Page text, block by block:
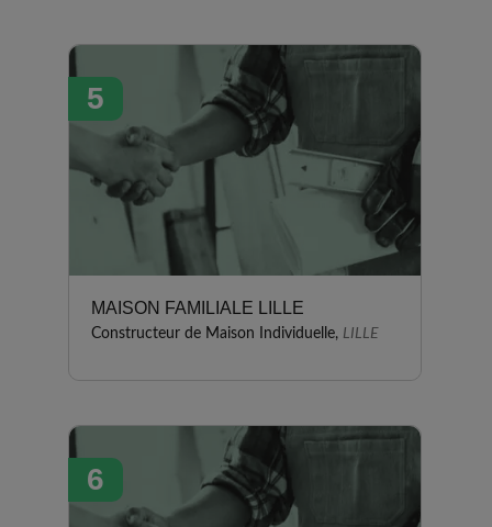
5
MAISON FAMILIALE LILLE
Constructeur de Maison Individuelle, LILLE
6